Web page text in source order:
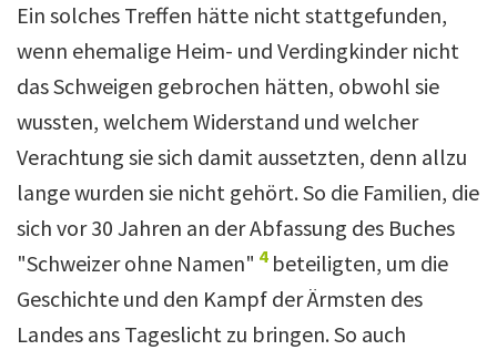
Ein solches Treffen hätte nicht stattgefunden,
wenn ehemalige Heim- und Verdingkinder nicht
das Schweigen gebrochen hätten, obwohl sie
wussten, welchem Widerstand und welcher
Verachtung sie sich damit aussetzten, denn allzu
lange wurden sie nicht gehört. So die Familien, die
sich vor 30 Jahren an der Abfassung des Buches
"Schweizer ohne Namen" 4beteiligten, um die
Geschichte und den Kampf der Ärmsten des
Landes ans Tageslicht zu bringen. So auch